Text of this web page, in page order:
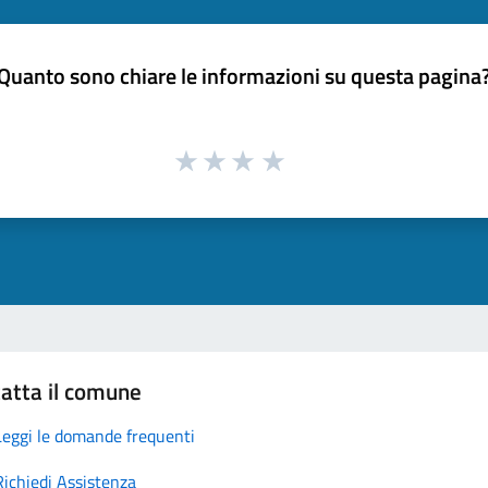
sono chiare le informazioni su questa
il comune
le domande frequenti
Assistenza